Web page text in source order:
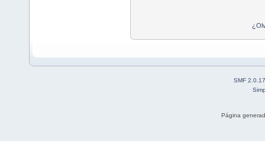
SMF 2.0.17
Página